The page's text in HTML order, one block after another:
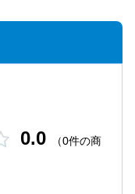
0.0
（0件の商